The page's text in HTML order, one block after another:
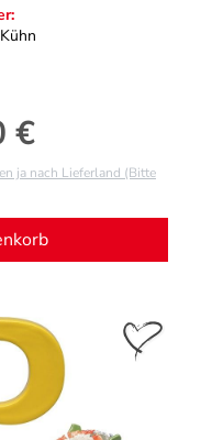
€
ja nach Lieferland (Bitte